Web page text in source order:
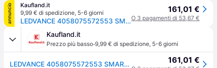
annuncio
Kaufland.it
9,99 € di spedizione, 5-6 giorni
LEDVANCE 4058075572553 SMART WIFI CEILING FAN LED ceiling light/fan combo LED (monochrome) 74 W White
161,01 €
O 3 pagamenti di 53,67 €
Kaufland.it
Prezzo più basso·9,99 € di spedizione, 5-6 giorni
LEDVANCE 4058075572553 SMART WIFI CEILING FAN LED ceiling light/fan combo LED (monochrome) 74 W White 161,01 €